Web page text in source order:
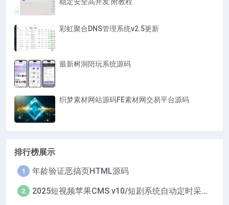
彩虹聚合DNS管理系统v2.5更新
最新树洞陪玩系统源码
织梦素材网站源码FE素材网交易平台源码
排行榜展示
1 年龄验证恶搞页HTML源码
2 2025短视频苹果CMS v10/短剧系统自动定时采集H5移动端在线影视视频短剧源码小剧场短剧影视源码